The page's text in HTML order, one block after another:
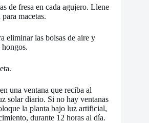
de fresa en cada agujero. Llene
macetas.
eliminar las bolsas de aire y
una ventana que reciba al
solar diario. Si no hay ventanas
la planta bajo luz artificial,
durante 12 horas al día.